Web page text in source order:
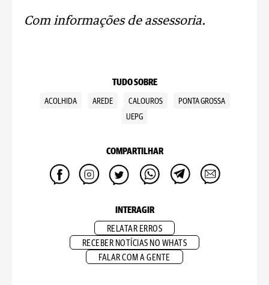
Com informações de assessoria.
TUDO SOBRE
ACOLHIDA AREDE CALOUROS
PONTA GROSSA
UEPG
COMPARTILHAR
INTERAGIR
RELATAR ERROS
RECEBER NOTÍCIAS NO WHATS
FALAR COM A GENTE